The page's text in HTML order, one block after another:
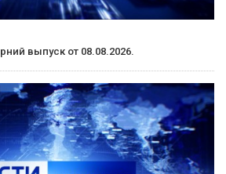
выпуск от 08.08.2026.